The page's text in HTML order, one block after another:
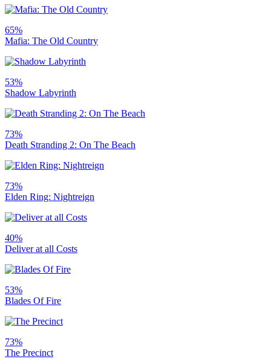
65%
Mafia: The Old Country
53%
Shadow Labyrinth
73%
Death Stranding 2: On The Beach
73%
Elden Ring: Nightreign
40%
Deliver at all Costs
53%
Blades Of Fire
73%
The Precinct